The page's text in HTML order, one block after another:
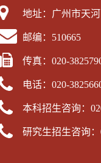
地址：广州市天
邮编：510665
传真：020-
电话：020-
本科招生咨询：
研究生招生咨询：